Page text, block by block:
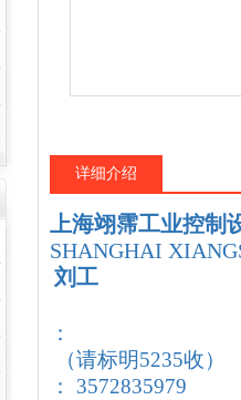
详细介绍
上海翊霈工业控制
SHANGHAI
刘工
：
（请标明5235收）
： 3572835979